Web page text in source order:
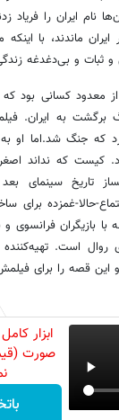
نام ایران را فریاد
ماندند، با اینکه
و ثبات و بی‌دغدغه
معدود کسانی بود
به ایران.
که جنگ شد.اما او
کیست که نداند
تاریخ سینمای
حالا-غمزده برای
بازیگران فرانسوی
است.
قصه را برای
ابزار
صورت